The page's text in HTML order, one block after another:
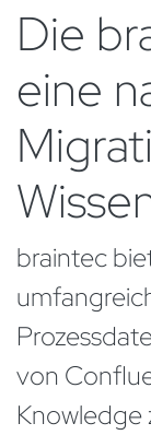
Die
eine
braintec
von
Knowledge